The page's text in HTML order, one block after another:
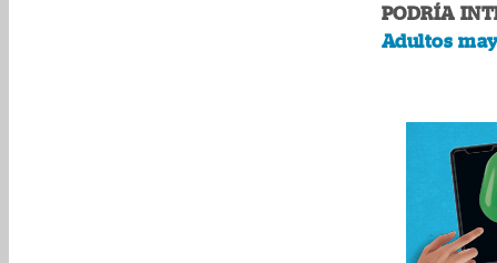
PODRÍA
Adultos